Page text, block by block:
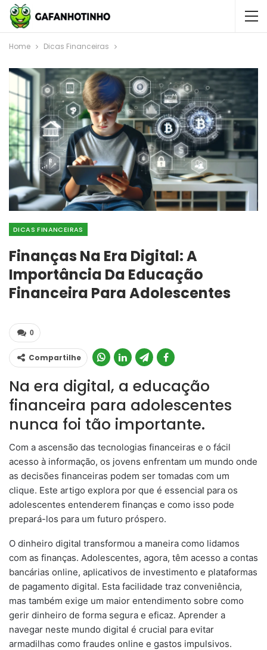
Home Dicas Financeiras
DICAS FINANCEIRAS
Finanças Na Era Digital: A
Importância Da Educação
Financeira Para Adolescentes
0
Compartilhe
Na era digital, a educação
financeira para adolescentes
nunca foi tão importante.
Com a ascensão das tecnologias financeiras e o fácil
acesso à informação, os jovens enfrentam um mundo onde
as decisões financeiras podem ser tomadas com um
clique. Este artigo explora por que é essencial para os
adolescentes entenderem finanças e como isso pode
prepará-los para um futuro próspero.
O dinheiro digital transformou a maneira como lidamos
com as finanças. Adolescentes, agora, têm acesso a contas
bancárias online, aplicativos de investimento e plataformas
de pagamento digital. Esta facilidade traz conveniência,
mas também exige um maior entendimento sobre como
gerir dinheiro de forma segura e eficaz. Aprender a
navegar neste mundo digital é crucial para evitar
armadilhas como fraudes online e gastos impulsivos.